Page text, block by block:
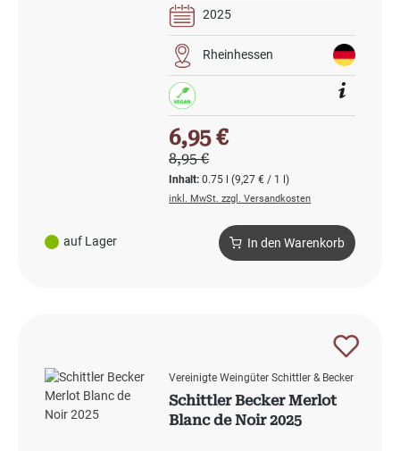
auf Lager
2025
Rheinhessen
Inhalt:0.75 l(9,27 € / 1 l)
Verkaufspreis:
6,95 €
Regulärer Preis:
8,95 €
inkl. MwSt. zzgl. Versandkosten
In den Warenkorb
Vereinigte Weingüter Schittler & Becker
Schittler Becker Merlot
Blanc de Noir 2025